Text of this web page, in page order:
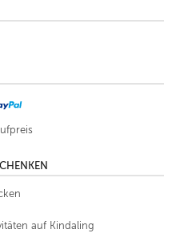
auf Kindaling